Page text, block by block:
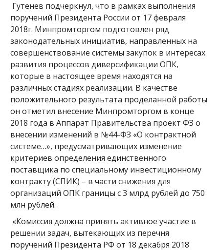
Гутенев подчеркнул, что в рамках выполнения
поручений Президента России от 17 февраля
2018г. Минпромторгом подготовлен ряд
законодательных инициатив, направленных на
совершенствование системы закупок в интересах
развития процессов диверсификации ОПК,
которые в настоящее время находятся на
различных стадиях реализации. В качестве
положительного результата проделанной работы
он отметил внесение Минпромторгом в конце
2018 года в Аппарат Правительства проект ФЗ о
внесении изменений в №44-ФЗ «О контрактной
системе…», предусматривающих изменение
критериев определения единственного
поставщика по специальному инвестиционному
контракту (СПИК) – в части снижения для
организаций ОПК границы с 3 млрд рублей до 750
млн рублей.
«Комиссия должна принять активное участие в
решении задач, вытекающих из перечня
поручений Президента РФ от 18 декабря 2018